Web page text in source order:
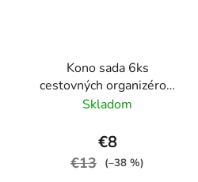
Kono sada 6ks
cestovných organizérov,
boxov do kufra Modrá
Skladom
€8
€13 (–38 %)